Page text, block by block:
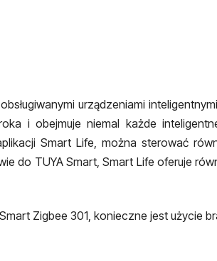
urządzeniami
i obejmuje niemal każde
Smart Life, można sterować
do TUYA Smart, Smart Life oferuje
Zigbee 301, konieczne jest użycie